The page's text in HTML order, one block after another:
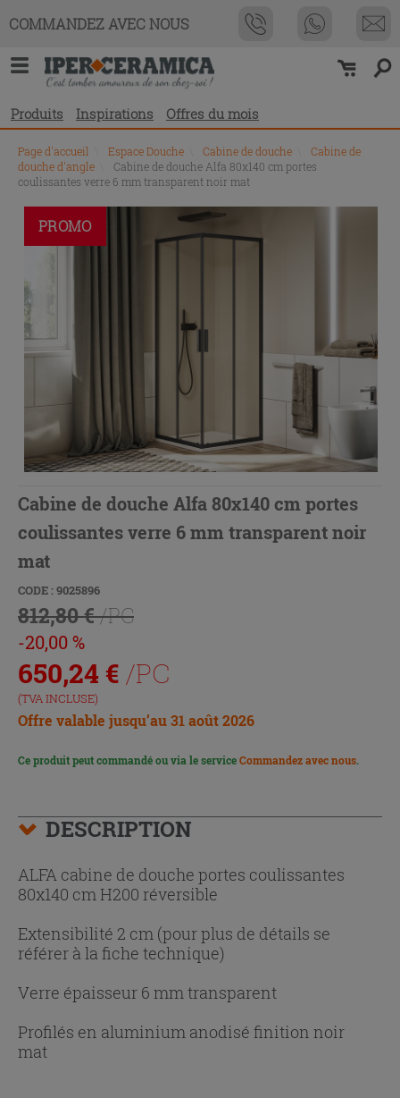
COMMANDEZ AVEC NOUS
Produits Inspirations Offres du mois
Page d'accueil Espace Douche Cabine de douche
Cabine de
douche d'angle
Cabine de douche Alfa 80x140 cm portes
coulissantes verre 6 mm transparent noir mat
PROMO
Cabine de douche Alfa 80x140 cm portes
coulissantes verre 6 mm transparent noir
mat
CODE : 9025896
812,80 €/PC
-20,00 %
650,24 € /PC
(TVA INCLUSE)
Offre valable jusqu’au 31 août 2026
Ce produit peut commandé ou via le serviceCommandez avec nous.
DESCRIPTION
ALFA cabine de douche portes coulissantes
80x140 cm H200 réversible
Extensibilité 2 cm (pour plus de détails se
référer à la fiche technique)
Verre épaisseur 6 mm transparent
Profilés en aluminium anodisé finition noir
mat